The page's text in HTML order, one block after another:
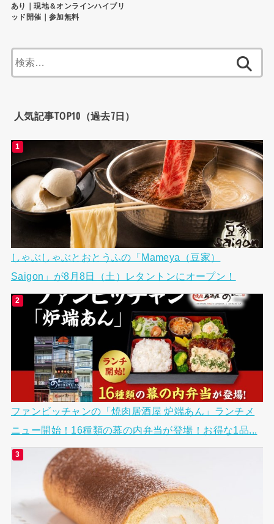
あり｜現地＆オンラインハイブリ
ッド開催｜参加無料
索:
人気記事TOP10（過去7日）
しゃぶしゃぶとおとうふの「Mameya（豆家）
Saigon」が8月8日（土）レタントンにオープン！
ファンビッチャンの「焼肉居酒屋 炉端あん」ランチメ
ニュー開始！16種類の幕の内弁当が登場！お得な1品...